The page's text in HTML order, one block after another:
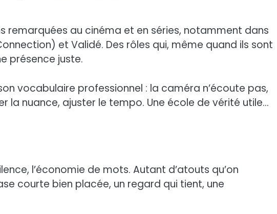
remarquées au cinéma et en séries, notamment dans
et Validé. Des rôles qui, même quand ils sont
présence juste.
vocabulaire professionnel : la caméra n’écoute pas,
la nuance, ajuster le tempo. Une école de vérité utile…
l’économie de mots. Autant d’atouts qu’on
courte bien placée, un regard qui tient, une